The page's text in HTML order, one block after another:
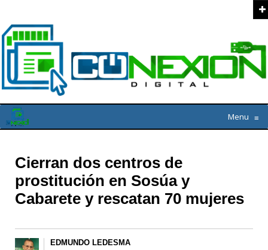
Menu ≡
Cierran dos centros de
prostitución en Sosúa y
Cabarete y rescatan 70 mujeres
EDMUNDO LEDESMA